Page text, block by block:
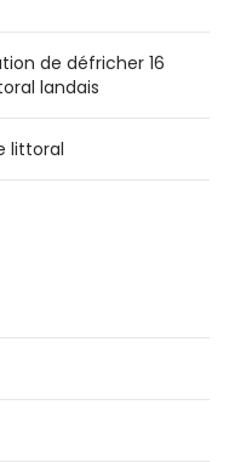
de défricher 16
landais
littoral